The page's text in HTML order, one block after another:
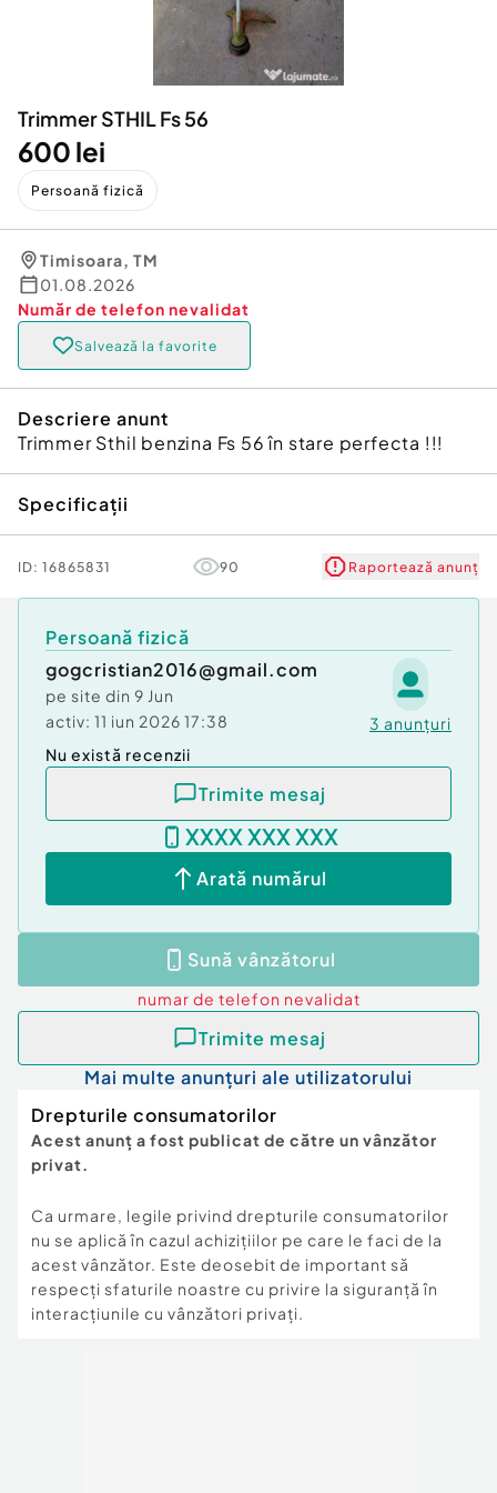
Animale de companie
Afaceri și echipamente profesionale
Inchiriere Bunuri si Vehicule
Utilaje agricole si industriale
Piese auto si accesorii
Trimmer STHIL Fs 56
600 lei
Persoană fizică
Timisoara, TM
01.08.2026
Număr de telefon nevalidat
Salvează la favorite
Descriere anunt
Trimmer Sthil benzina Fs 56 în stare perfecta !!!
Specificații
ID: 16865831 90 Raportează anunț
Persoană fizică
gogcristian2016@gmail.com
pe site din 9 Jun
activ: 11 iun 2026 17:38 3 anunțuri
Nu există recenzii
Trimite mesaj
XXXX XXX XXX
Arată numărul
Sună vânzătorul
numar de telefon nevalidat
Trimite mesaj
Mai multe anunțuri ale utilizatorului
Drepturile consumatorilor
Acest anunț a fost publicat de către un vânzător
privat.
Ca urmare, legile privind drepturile consumatorilor
nu se aplică în cazul achizițiilor pe care le faci de la
acest vânzător. Este deosebit de important să
respecți sfaturile noastre cu privire la siguranță în
interacțiunile cu vânzători privați.